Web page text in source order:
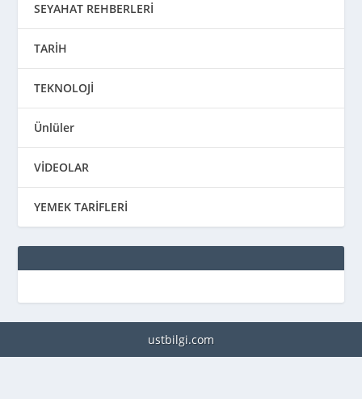
SEYAHAT REHBERLERİ
TARİH
TEKNOLOJİ
Ünlüler
VİDEOLAR
YEMEK TARİFLERİ
ustbilgi.com